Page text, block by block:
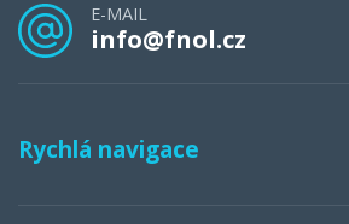
E-MAIL
info@fnol.cz
Rychlá navigace